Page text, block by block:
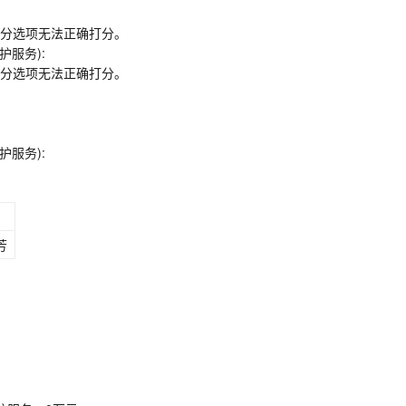
选项无法正确打分。
服务):
选项无法正确打分。
服务):